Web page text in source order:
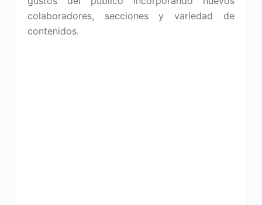
colaboradores, secciones y variedad de
contenidos.